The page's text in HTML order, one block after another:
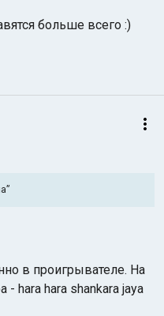
больше всего :)
в проигрывателе. На
hara hara shankara jaya